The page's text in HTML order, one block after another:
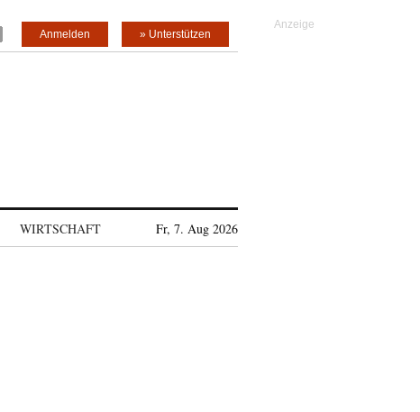
» Unterstützen
Anmelden
WIRTSCHAFT Fr, 7. Aug 2026